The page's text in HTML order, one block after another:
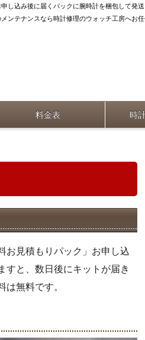
し込み後に届くパックに腕時計を梱包して発
ンテナンスなら時計修理のウォッチ工房へお任
料金表 時
お見積もりパック」お申し込
すと、数日後にキットが届き
無料です。